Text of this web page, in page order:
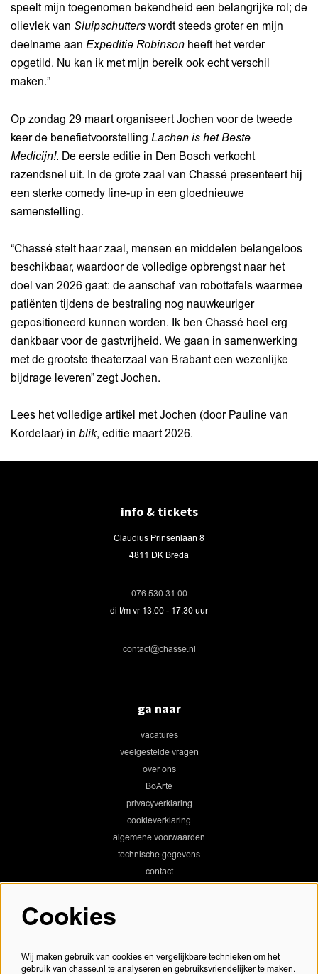
speelt mijn toegenomen bekendheid een belangrijke rol; de
olievlek van Sluipschutters wordt steeds groter en mijn
deelname aan Expeditie Robinson heeft het verder
opgetild. Nu kan ik met mijn bereik ook echt verschil
maken.”
Op zondag 29 maart organiseert Jochen voor de tweede
keer de benefietvoorstelling Lachen is het Beste
Medicijn!. De eerste editie in Den Bosch verkocht
razendsnel uit. In de grote zaal van Chassé presenteert hij
een sterke comedy line-up in een gloednieuwe
samenstelling.
“Chassé stelt haar zaal, mensen en middelen belangeloos
beschikbaar, waardoor de volledige opbrengst naar het
doel van 2026 gaat: de aanschaf van robottafels waarmee
patiënten tijdens de bestraling nog nauwkeuriger
gepositioneerd kunnen worden. Ik ben Chassé heel erg
dankbaar voor de gastvrijheid. We gaan in samenwerking
met de grootste theaterzaal van Brabant een wezenlijke
bijdrage leveren” zegt Jochen.
Lees het volledige artikel met Jochen (door Pauline van
Kordelaar) in blik, editie maart 2026.
info & tickets
Claudius Prinsenlaan 8
4811 DK Breda
076 530 31 00
di t/m vr 13.00 - 17.30 uur
contact@chasse.nl
ga naar
vacatures
veelgestelde vragen
over ons
BoArte
privacyverklaring
cookieverklaring
algemene voorwaarden
technische gegevens
contact
Cookies
Wij maken gebruik van cookies en vergelijkbare technieken om het
gebruik van chasse.nl te analyseren en gebruiksvriendelijker te maken.